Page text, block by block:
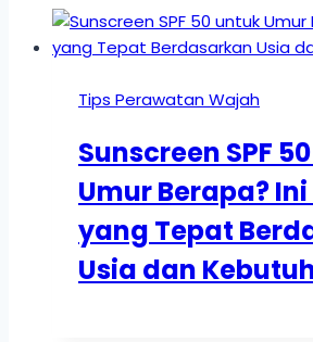
Tips Perawatan Wajah
Sunscreen SPF
Umur Berapa?
yang Tepat
Usia dan